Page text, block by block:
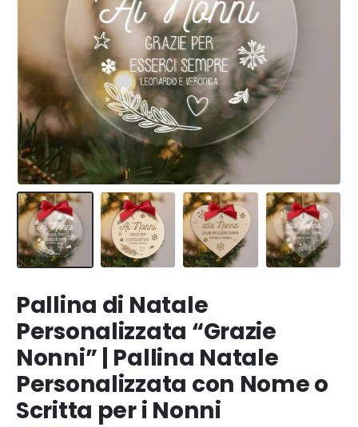
Pallina di Natale
Personalizzata “Grazie
Nonni” | Pallina Natale
Personalizzata con Nome o
Scritta per i Nonni